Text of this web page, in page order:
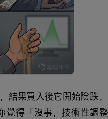
結果買入後它開始陰跌
覺得「沒事，技術性調